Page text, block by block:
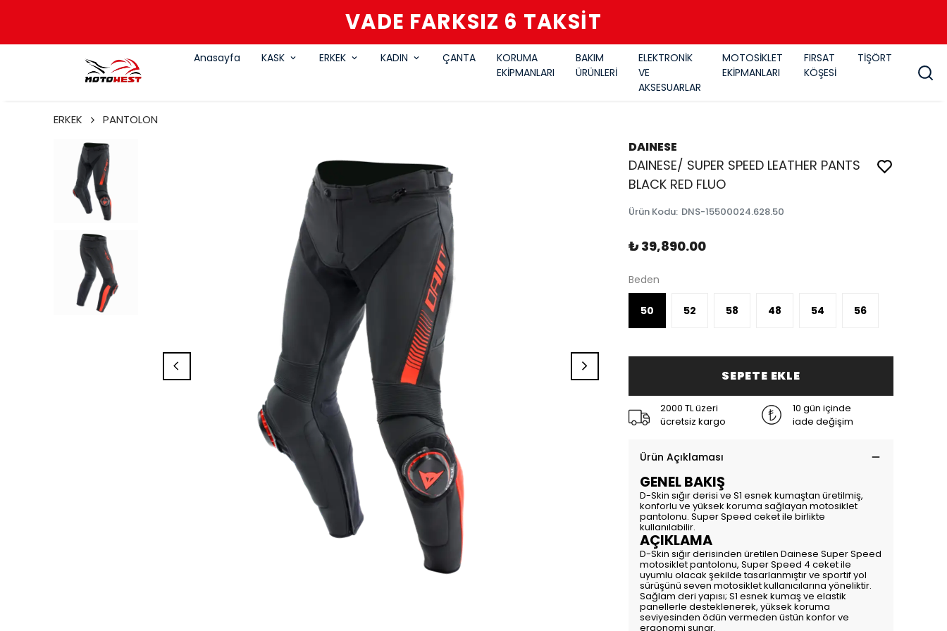
VADE FARKSIZ 6 TAKSİT
Anasayfa KASK ERKEK KADIN ÇANTA
KORUMA
EKİPMANLARI
BAKIM
ÜRÜNLERİ
ELEKTRONİK
VE
AKSESUARLAR
MOTOSİKLET
EKİPMANLARI
FIRSAT
KÖŞESİ
TİŞÖRT
ERKEK PANTOLON
DAINESE
DAINESE/ SUPER SPEED LEATHER PANTS
BLACK RED FLUO
Ürün Kodu: DNS-15500024.628.50
₺ 39,890.00
Beden
50 52 58 48 54 56
SEPETE EKLE
2000 TL üzeri
ücretsiz kargo
10 gün içinde
iade değişim
Ürün Açıklaması
GENEL BAKIŞ
D-Skin sığır derisi ve S1 esnek kumaştan üretilmiş,
konforlu ve yüksek koruma sağlayan motosiklet
pantolonu. Super Speed ceket ile birlikte
kullanılabilir.
AÇIKLAMA
D-Skin sığır derisinden üretilen Dainese Super Speed
motosiklet pantolonu, Super Speed 4 ceket ile
uyumlu olacak şekilde tasarlanmıştır ve sportif yol
sürüşünü seven motosiklet kullanıcılarına yöneliktir.
Sağlam deri yapısı; S1 esnek kumaş ve elastik
panellerle desteklenerek, yüksek koruma
seviyesinden ödün vermeden üstün konfor ve
ergonomi sunar.